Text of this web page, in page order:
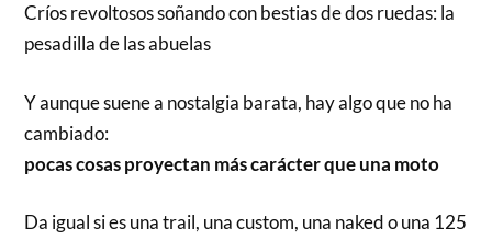
Críos revoltosos soñando con bestias de dos ruedas: la
pesadilla de las abuelas
Y aunque suene a nostalgia barata, hay algo que no ha
cambiado:
pocas cosas proyectan más carácter que una moto
Da igual si es una trail, una custom, una naked o una 125